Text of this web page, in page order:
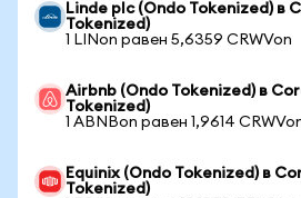
Linde plc (Ondo Tokenized) в
Tokenized)
1 LINon равен 5,6359 CRWVon
Airbnb (Ondo Tokenized) в
Tokenized)
1 ABNBon равен 1,9614
Equinix (Ondo Tokenized) в
Tokenized)